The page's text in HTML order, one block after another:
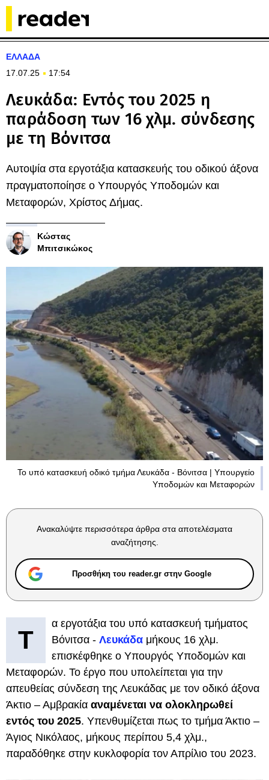
ΕΛΛΑΔΑ
17.07.25
17:54
Λευκάδα: Εντός του 2025 η
παράδοση των 16 χλμ. σύνδεσης
με τη Βόνιτσα
Αυτοψία στα εργοτάξια κατασκευής του οδικού άξονα
πραγματοποίησε ο Υπουργός Υποδομών και
Μεταφορών, Χρίστος Δήμας.
Κώστας
Μπιτσικώκος
Το υπό κατασκευή οδικό τμήμα Λευκάδα - Βόνιτσα | Υπουργείο
Υποδομών και Μεταφορών
Ανακαλύψτε περισσότερα άρθρα στα αποτελέσματα
αναζήτησης.
Προσθήκη του reader.gr στην Google
Τ
α εργοτάξια του υπό κατασκευή τμήματος
Βόνιτσα - Λευκάδα μήκους 16 χλμ.
επισκέφθηκε ο Υπουργός Υποδομών και
Μεταφορών. Το έργο που υπολείπεται για την
απευθείας σύνδεση της Λευκάδας με τον οδικό άξονα
Άκτιο – Αμβρακία αναμένεται να ολοκληρωθεί
εντός του 2025. Υπενθυμίζεται πως το τμήμα Άκτιο –
Άγιος Νικόλαος, μήκους περίπου 5,4 χλμ.,
παραδόθηκε στην κυκλοφορία τον Απρίλιο του 2023.